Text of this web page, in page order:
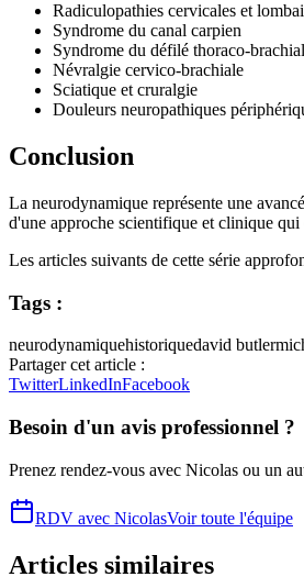
Radiculopathies cervicales et
Syndrome du canal carpien
Syndrome du défilé thoraco-brachial
Névralgie cervico-brachiale
Sciatique et cruralgie
Douleurs neuropathiques
Conclusion
La neurodynamique représente une
d'une approche scientifique et clinique
Les articles suivants de cette série
Tags :
neurodynamiquehistoriquedavid butler
Partager cet article :
TwitterLinkedInFacebook
Besoin d'un avis professionnel ?
Prenez rendez-vous avec Nicolas ou un
RDV avec NicolasVoir toute l'équipe
Articles similaires